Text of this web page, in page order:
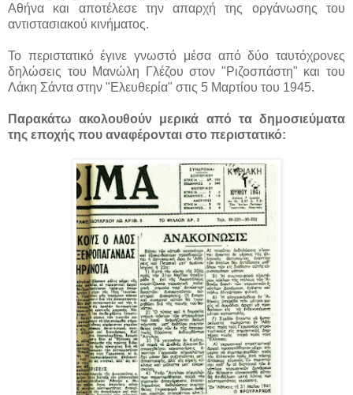
Αθήνα και αποτέλεσε την απαρχή της οργάνωσης του
αντιστασιακού κινήματος.
Το περιστατικό έγινε γνωστό μέσα από δύο ταυτόχρονες
δηλώσεις του Μανώλη Γλέζου στον "Ριζοσπάστη" και του
Λάκη Σάντα στην "Ελευθερία" στις 5 Μαρτίου του 1945.
Παρακάτω ακολουθούν μερικά από τα δημοσιεύματα
της εποχής που αναφέρονται στο περιστατικό: